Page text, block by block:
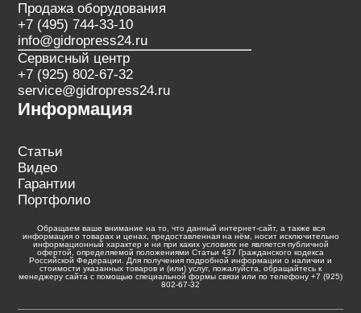
Продажа оборудования
+7 (495) 744-33-10
info@gidropress24.ru
Сервисный центр
+7 (925) 802-67-32
service@gidropress24.ru
Информация
Статьи
Видео
Гарантии
Портфолио
Обращаем ваше внимание на то, что данный интернет-сайт, а также вся
информация о товарах и ценах, предоставленная на нём, носит исключительно
информационный характер и ни при каких условиях не является публичной
офертой, определяемой положениями Статьи 437 Гражданского кодекса
Российской Федерации. Для получения подробной информации о наличии и
стоимости указанных товаров и (или) услуг, пожалуйста, обращайтесь к
менеджеру сайта с помощью специальной формы связи или по телефону +7 (925)
802-67-32